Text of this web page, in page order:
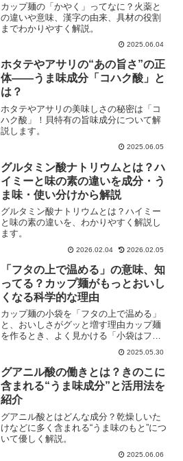
カップ麺の「かやく」ってなに？火薬と
の違いや意味、漢字の由来、具材の役割
までわかりやすく解説。
2025.06.04
ホタテやアサリの“あの旨さ”の正
体――うま味成分「コハク酸」と
は？
ホタテやアサリの美味しさの秘密は「コ
ハク酸」！貝特有の旨味成分について解
説します。
2025.06.05
グルタミン酸ナトリウムとは？ハ
イミーと味の素の違いを成分・う
ま味・使い分けから解説
グルタミン酸ナトリウムとは？ハイミー
と味の素の違いを、わかりやすく解説し
ます。
2026.02.04 2026.02.05
「フタの上で温める」の意味、知
ってる？カップ麺がもっとおいし
くなる科学的な理由
カップ麺の小袋を「フタの上で温める」
と、おいしさがグッと増す理由カップ麺
を作るとき、よく見かける「小袋はフタ
の上で温めてください」という指示。何
気ないこのひと言には、カップ麺をもっ
とおいしく食べるための工夫が詰まって
います。この手順は、決し...
2025.05.30
グアニル酸の働きとは？きのこに
含まれる“うま味成分”と活用法を
紹介
グアニル酸とはどんな成分？乾燥しいた
けなどに多く含まれる“うま味のもと”につ
いて優しく解説。
2025.06.06